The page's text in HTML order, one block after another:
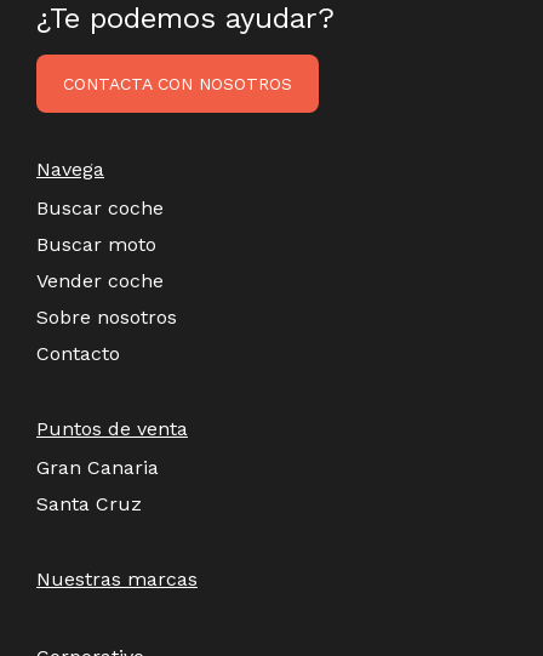
¿Te podemos ayudar?
CONTACTA CON NOSOTROS
Navega
Buscar coche
Buscar moto
Vender coche
Sobre nosotros
Contacto
Puntos de venta
Gran Canaria
Santa Cruz
Nuestras marcas